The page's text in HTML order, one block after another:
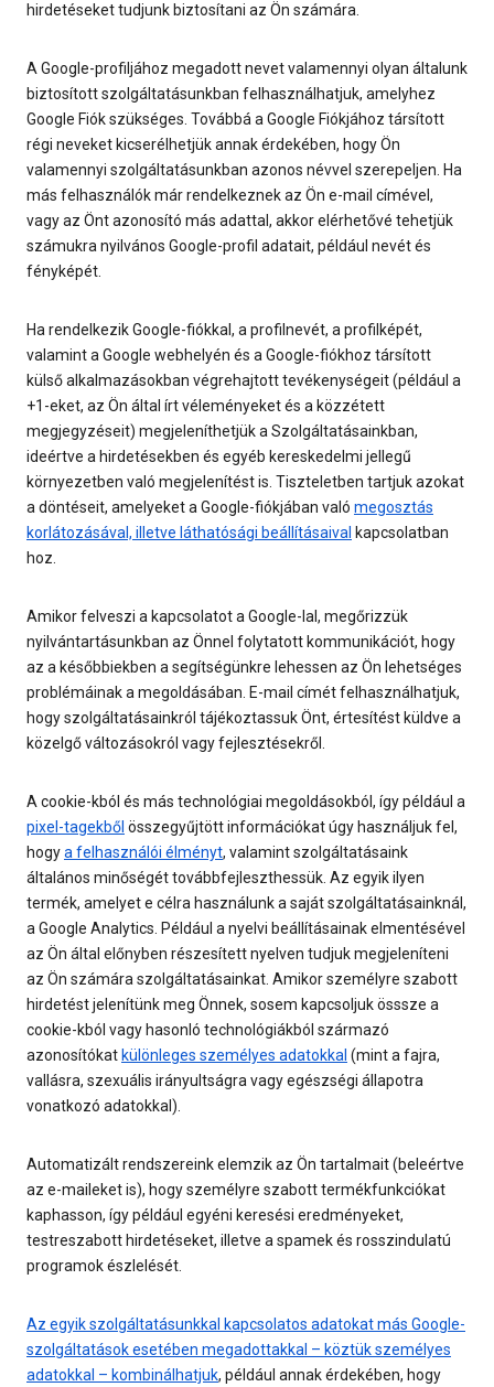
hirdetéseket tudjunk biztosítani az Ön számára.
A Google-profiljához megadott nevet valamennyi olyan általunk
biztosított szolgáltatásunkban felhasználhatjuk, amelyhez
Google Fiók szükséges. Továbbá a Google Fiókjához társított
régi neveket kicserélhetjük annak érdekében, hogy Ön
valamennyi szolgáltatásunkban azonos névvel szerepeljen. Ha
más felhasználók már rendelkeznek az Ön e-mail címével,
vagy az Önt azonosító más adattal, akkor elérhetővé tehetjük
számukra nyilvános Google-profil adatait, például nevét és
fényképét.
Ha rendelkezik Google-fiókkal, a profilnevét, a profilképét,
valamint a Google webhelyén és a Google-fiókhoz társított
külső alkalmazásokban végrehajtott tevékenységeit (például a
+1-eket, az Ön által írt véleményeket és a közzétett
megjegyzéseit) megjeleníthetjük a Szolgáltatásainkban,
ideértve a hirdetésekben és egyéb kereskedelmi jellegű
környezetben való megjelenítést is. Tiszteletben tartjuk azokat
a döntéseit, amelyeket a Google-fiókjában való megosztás
korlátozásával, illetve láthatósági beállításaival kapcsolatban
hoz.
Amikor felveszi a kapcsolatot a Google-lal, megőrizzük
nyilvántartásunkban az Önnel folytatott kommunikációt, hogy
az a későbbiekben a segítségünkre lehessen az Ön lehetséges
problémáinak a megoldásában. E-mail címét felhasználhatjuk,
hogy szolgáltatásainkról tájékoztassuk Önt, értesítést küldve a
közelgő változásokról vagy fejlesztésekről.
A cookie-kból és más technológiai megoldásokból, így például a
pixel-tagekből összegyűjtött információkat úgy használjuk fel,
hogya felhasználói élményt, valamint szolgáltatásaink
általános minőségét továbbfejleszthessük. Az egyik ilyen
termék, amelyet e célra használunk a saját szolgáltatásainknál,
a Google Analytics. Például a nyelvi beállításainak elmentésével
az Ön által előnyben részesített nyelven tudjuk megjeleníteni
az Ön számára szolgáltatásainkat. Amikor személyre szabott
hirdetést jelenítünk meg Önnek, sosem kapcsoljuk össsze a
cookie-kból vagy hasonló technológiákból származó
azonosítókat különleges személyes adatokkal (mint a fajra,
vallásra, szexuális irányultságra vagy egészségi állapotra
vonatkozó adatokkal).
Automatizált rendszereink elemzik az Ön tartalmait (beleértve
az e-maileket is), hogy személyre szabott termékfunkciókat
kaphasson, így például egyéni keresési eredményeket,
testreszabott hirdetéseket, illetve a spamek és rosszindulatú
programok észlelését.
Az egyik szolgáltatásunkkal kapcsolatos adatokat más Google-
szolgáltatások esetében megadottakkal – köztük személyes
adatokkal – kombinálhatjuk, például annak érdekében, hogy